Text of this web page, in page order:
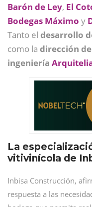
Barón de Ley, El
Bodegas Máximo y
Tanto el desarrollo
como la dirección
ingeniería
La
vitivinícola de
Inbisa Construcción,
respuesta a las